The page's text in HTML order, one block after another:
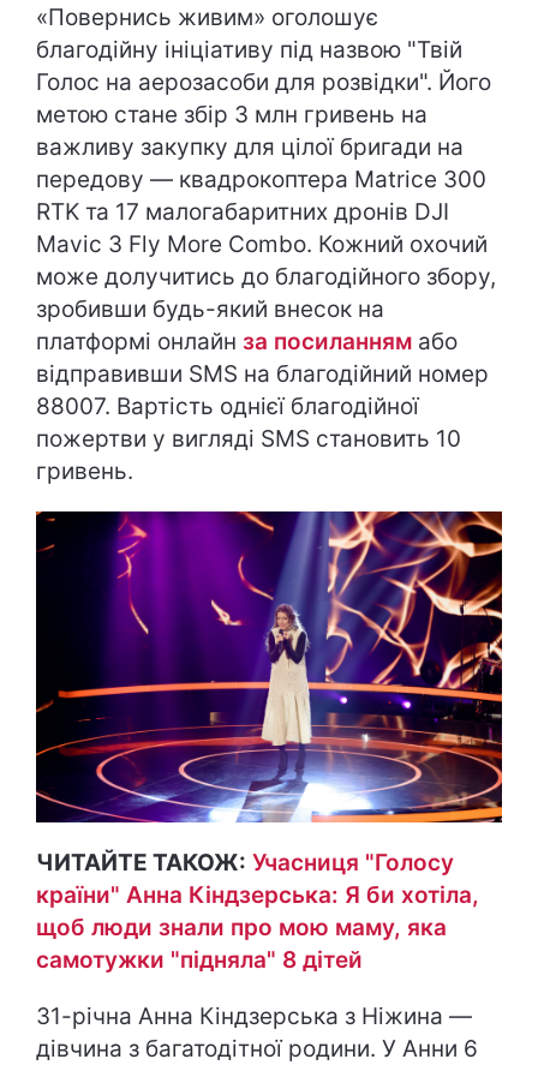
«Повернись живим» оголошує
благодійну ініціативу під назвою "Твій
Голос на аерозасоби для розвідки". Його
метою стане збір 3 млн гривень на
важливу закупку для цілої бригади на
передову — квадрокоптера Matrice 300
RTK та 17 малогабаритних дронів DJI
Mavic 3 Fly More Combo. Кожний охочий
може долучитись до благодійного збору,
зробивши будь-який внесок на
платформі онлайн за посиланням або
відправивши SMS на благодійний номер
88007. Вартість однієї благодійної
пожертви у вигляді SMS становить 10
гривень.
ЧИТАЙТЕ ТАКОЖ: Учасниця "Голосу
країни" Анна Кіндзерська: Я би хотіла,
щоб люди знали про мою маму, яка
самотужки "підняла" 8 дітей
31-річна Анна Кіндзерська з Ніжина —
дівчина з багатодітної родини. У Анни 6